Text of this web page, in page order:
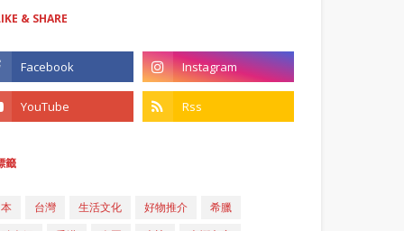
& SHARE
籤
台灣 生活文化 好物推介
希臘